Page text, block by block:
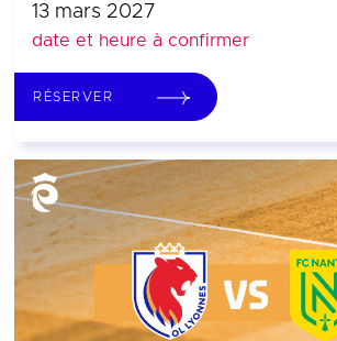
13 mars 2027
date et heure à confirmer
RÉSERVER